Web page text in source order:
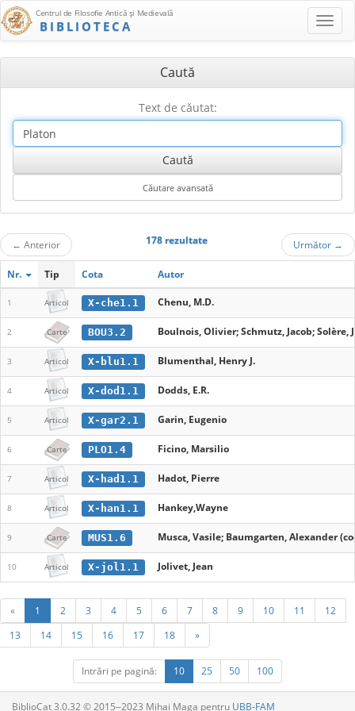
Centrul de Filosofie Antică şi Medievală
BIBLIOTECA
Caută
Text de căutat:
← Anterior 178 rezultate Următor →
Nr. Tip Cota Autor
1 Articol X-che1.1 Chenu, M.D.
2 Carte BOU3.2 Boulnois, Olivier; Schmutz, Jacob; Solère,
3 Articol X-blu1.1 Blumenthal, Henry J.
4 Articol X-dod1.1 Dodds, E.R.
5 Articol X-gar2.1 Garin, Eugenio
6 Carte PLO1.4 Ficino, Marsilio
7 Articol X-had1.1 Hadot, Pierre
8 Articol X-han1.1 Hankey,Wayne
9 Carte MUS1.6 Musca, Vasile; Baumgarten, Alexander
10 Articol X-jol1.1 Jolivet, Jean
« 1 2 3 4 5 6 7 8 9 10 11
12
13
14 15 16 17 18 »
Intrări pe pagină: 10 25 50 100
BiblioCat 3.0.32 © 2015‒2023 Mihai Maga pentru UBB-FAM